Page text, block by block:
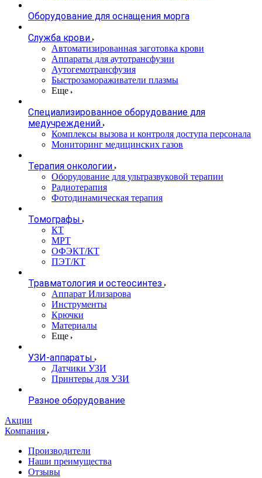
Оборудование для оснащения морга
Служба крови
Автоматизированная заготовка крови
Аппараты для аутотрансфузии
Аутогемотрансфузия
Быстрозамораживатели плазмы
Еще
Специализированное оборудование для
медучреждений
Комплексы вызова и контроля доступа персонала
Мониторинг медицинских газов
Терапия онкологии
Оборудование для ультразвуковой терапии
Радиотерапия
Фотодинамическая терапия
Томографы
КТ
МРТ
ОФЭКТ/КТ
ПЭТ/КТ
Травматология и остеосинтез
Аппарат Илизарова
Инструменты
Крючки
Материалы
Еще
УЗИ-аппараты
Датчики УЗИ
Принтеры для УЗИ
Разное оборудование
Акции
Компания
Производители
Наши преимущества
Отзывы